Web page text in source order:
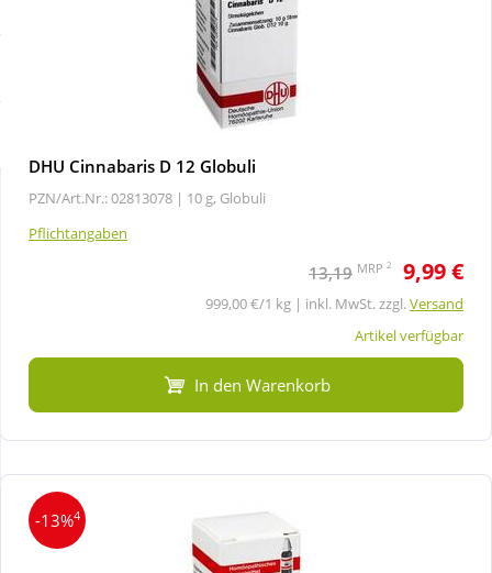
Natur & Homöopathie
Tierbedarf
Wellness
DHU Cinnabaris D 12 Globuli
PZN/Art.Nr.: 02813078 | 10 g, Globuli
Pflichtangaben
13,19 MRP 2 9,99 €
999,00 €/1 kg | inkl. MwSt. zzgl.Versand
Artikel verfügbar
In den Warenkorb
-13%4